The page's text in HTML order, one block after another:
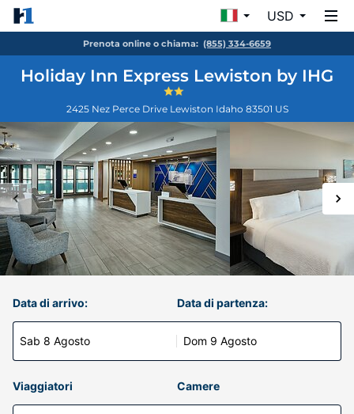
USD
Prenota online o chiama: (855) 334-6659
Holiday Inn Express Lewiston by IHG
2425 Nez Perce Drive Lewiston Idaho 83501 US
Data di arrivo:
Sab 8 Agosto
Data di partenza:
Dom 9 Agosto
Viaggiatori Camere